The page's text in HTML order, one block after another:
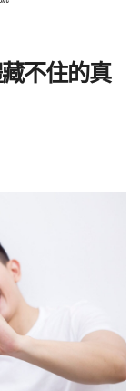
不住的真